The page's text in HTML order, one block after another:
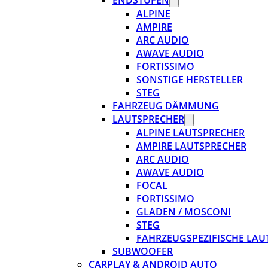
ALPINE
AMPIRE
ARC AUDIO
AWAVE AUDIO
FORTISSIMO
SONSTIGE HERSTELLER
STEG
FAHRZEUG DÄMMUNG
LAUTSPRECHER
ALPINE LAUTSPRECHER
AMPIRE LAUTSPRECHER
ARC AUDIO
AWAVE AUDIO
FOCAL
FORTISSIMO
GLADEN / MOSCONI
STEG
FAHRZEUGSPEZIFISCHE
SUBWOOFER
CARPLAY & ANDROID AUTO